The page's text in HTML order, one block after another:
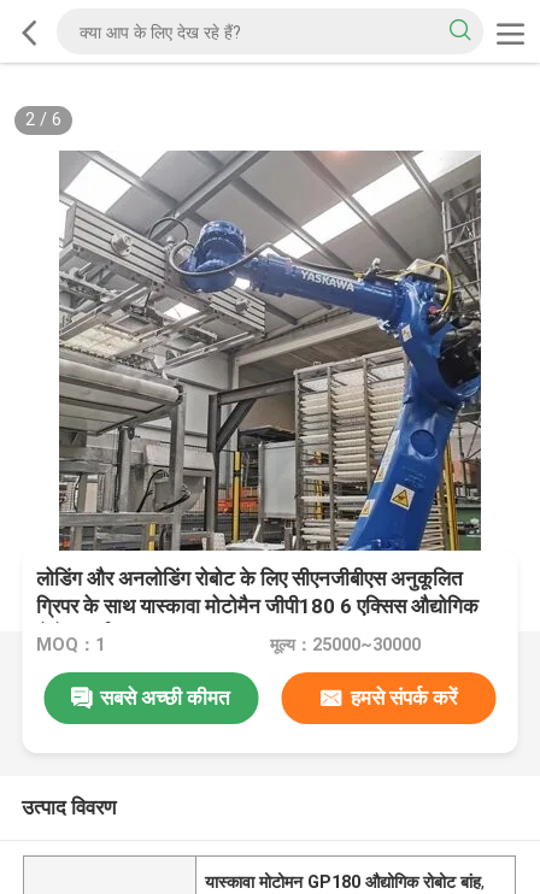
2/ 6
लोडिंग और अनलोडिंग रोबोट के लिए सीएनजीबीएस अनुकूलित
ग्रिपर के साथ यास्कावा मोटोमैन जीपी180 6 एक्सिस औद्योगिक
रोबोट आर्म
MOQ：1 मूल्य：25000~30000
सबसे अच्छी कीमत हमसे संपर्क करें
उत्पाद विवरण
यास्कावा मोटोमन GP180 औद्योगिक रोबोट बांह,